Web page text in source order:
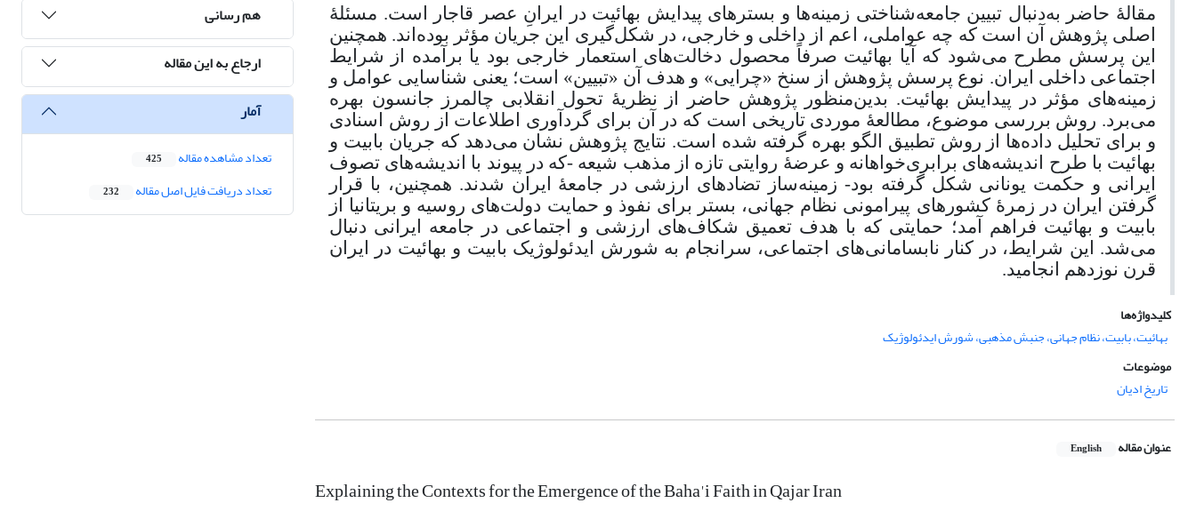
مقالۀ حاضر به‌دنبال تبیین جامعه‌شناختی زمینه‌ها و بسترهای پیدایش بهائیت در ایرانِ عصر قاجار است. مسئلۀ
اصلی پژوهش آن است که چه عواملی، اعم از داخلی و خارجی، در شکل‌گیری این جریان مؤثر بوده‌اند. همچنین
این پرسش مطرح می‌شود که آیا بهائیت صرفاً محصول دخالت‌های استعمار خارجی بود یا برآمده از شرایط
اجتماعی داخلی ایران. نوع پرسش پژوهش از سنخ «چرایی» و هدف آن «تبیین» است؛ یعنی شناسایی عوامل و
زمینه‌های مؤثر در پیدایش بهائیت. بدین‌منظور پژوهش حاضر از نظریۀ تحول انقلابی چالمرز جانسون بهره
می‌برد. روش بررسی موضوع، مطالعۀ موردی تاریخی است که در آن برای گردآوری اطلاعات از روش اسنادی
و برای تحلیل داده‌ها از روش تطبیق الگو بهره گرفته شده است. نتایج پژوهش نشان می‌دهد که جریان بابیت و
بهائیت با طرح اندیشه‌های برابری‌خواهانه و عرضۀ روایتی تازه از مذهب شیعه -که در پیوند با اندیشه‌های تصوف
ایرانی و حکمت یونانی شکل گرفته بود- زمینه‌ساز تضادهای ارزشی در جامعۀ ایران شدند. همچنین، با قرار
گرفتن ایران در زمرۀ کشورهای پیرامونی نظام جهانی، بستر برای نفوذ و حمایت دولت‌های روسیه و بریتانیا از
بابیت و بهائیت فراهم آمد؛ حمایتی که با هدف تعمیق شکاف‌های ارزشی و اجتماعی در جامعه ایرانی دنبال
می‌شد. این شرایط، در کنار نابسامانی‌های اجتماعی، سرانجام به شورش ایدئولوژیک بابیت و بهائیت در ایران
قرن نوزدهم انجامید.
کلیدواژه‌ها
بهائیت، بابیت، نظام جهانی، جنبش مذهبی، شورش ایدئولوژیک
موضوعات
تاریخ ادیان
عنوان مقاله English
Explaining the Contexts for the Emergence of the Baha'i Faith in Qajar Iran
هم رسانی
ارجاع به این مقاله
آمار
تعداد مشاهده مقاله 425
تعداد دریافت فایل اصل مقاله 232